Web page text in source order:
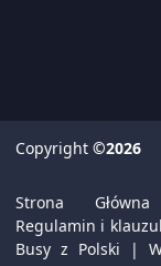
Copyright ©2026
Strona Główna
Regulamin i
Busy z Polski |